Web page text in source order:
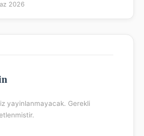
2026
yayinlanmayacak. Gerekli